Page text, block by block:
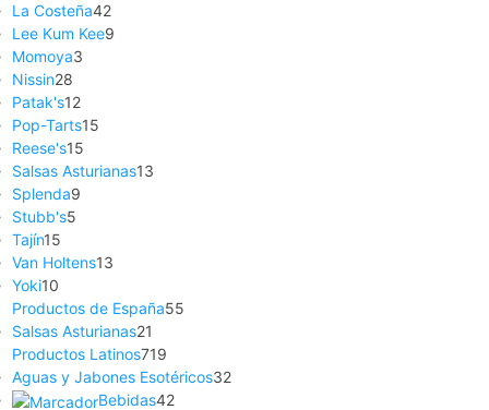
La Costeña42
Lee Kum Kee9
Momoya3
Nissin28
Patak's12
Pop-Tarts15
Reese's15
Salsas Asturianas13
Splenda9
Stubb's5
Tajín15
Van Holtens13
Yoki10
Productos de España55
Salsas Asturianas21
Productos Latinos719
Aguas y Jabones Esotéricos32
Bebidas42